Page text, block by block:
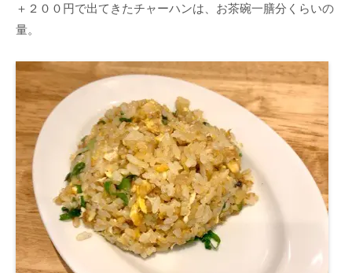
＋２００円で出てきたチャーハンは、お茶碗一膳分くらいの
量。